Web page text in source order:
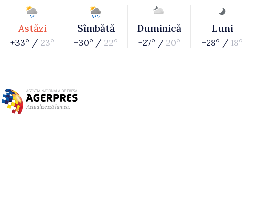
Astăzi
+33° / 23°
Sîmbătă
+30° / 22°
Duminică
+27° / 20°
Luni
+28° / 18°